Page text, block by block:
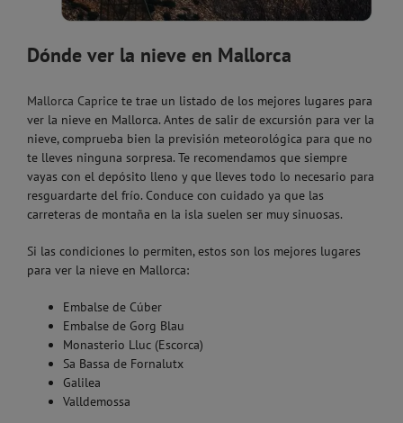
Dónde ver la nieve en Mallorca
Mallorca Caprice te trae un listado de los mejores lugares para
ver la nieve en Mallorca. Antes de salir de excursión para ver la
nieve, comprueba bien la previsión meteorológica para que no
te lleves ninguna sorpresa. Te recomendamos que siempre
vayas con el depósito lleno y que lleves todo lo necesario para
resguardarte del frío. Conduce con cuidado ya que las
carreteras de montaña en la isla suelen ser muy sinuosas.
Si las condiciones lo permiten, estos son los mejores lugares
para ver la nieve en Mallorca:
Embalse de Cúber
Embalse de Gorg Blau
Monasterio Lluc (Escorca)
Sa Bassa de Fornalutx
Galilea
Valldemossa